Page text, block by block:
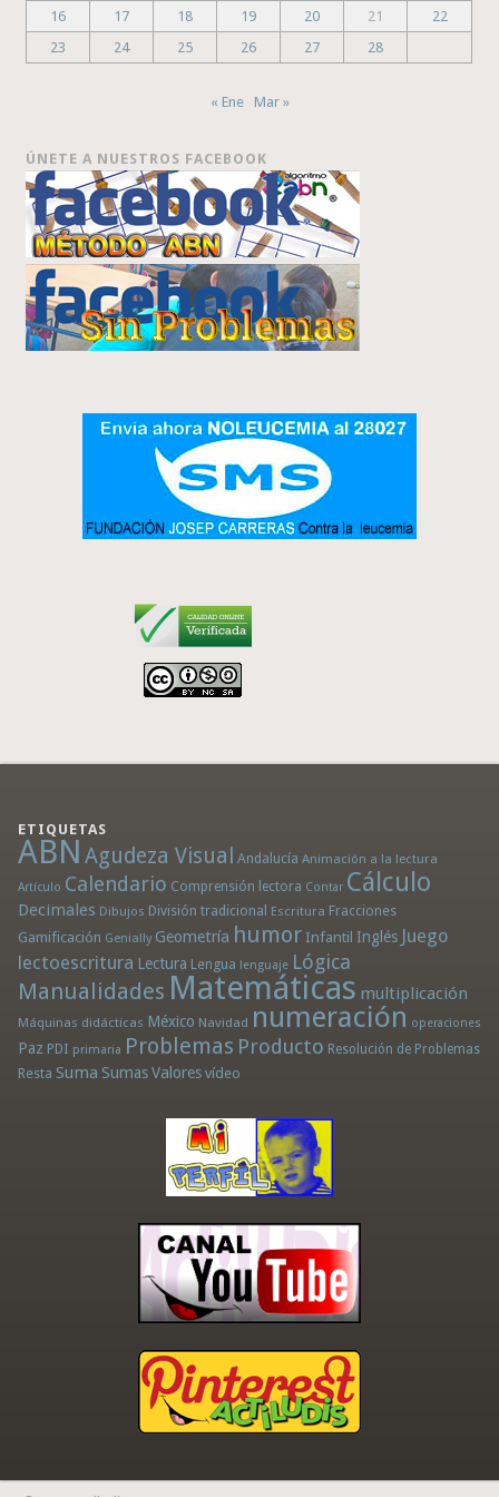
16
17 18 19 20 21
22
23
24 25 26 27 28
« Ene Mar »
ÚNETE A NUESTROS FACEBOOK
ETIQUETAS
ABN Agudeza Visual Andalucía Animación a la lectura
Artículo Calendario Comprensión lectora Contar Cálculo
Decimales Dibujos División tradicional Escritura Fracciones
Gamificación Genially Geometría humor Infantil Inglés Juego
lectoescritura Lectura Lengua lenguaje Lógica
Manualidades Matemáticas multiplicación
Máquinas didácticas México Navidad numeración operaciones
Paz PDI primaria Problemas Producto Resolución de Problemas
Resta Suma Sumas Valores vídeo